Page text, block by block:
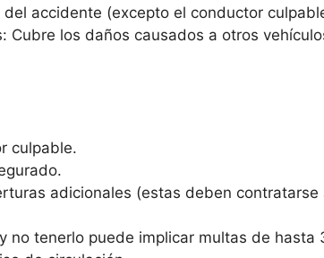
accidente (excepto el conductor
Cubre los daños causados a otros
culpable.
adicionales (estas deben contratarse
no tenerlo puede implicar multas de hasta